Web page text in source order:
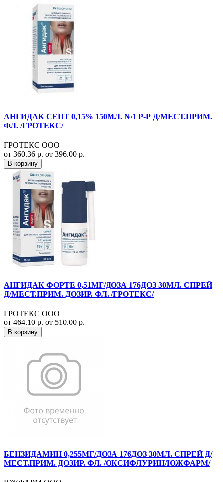
АНГИДАК СЕПТ 0,15% 150МЛ. №1 Р-Р Д/МЕСТ.ПРИМ.
ФЛ. /ГРОТЕКС/
ГРОТЕКС ООО
от 360.36 р. от 396.00 р.
В корзину
АНГИДАК ФОРТЕ 0,51МГ/ДОЗА 176ДОЗ 30МЛ. СПРЕЙ
Д/МЕСТ.ПРИМ. ДОЗИР. ФЛ. /ГРОТЕКС/
ГРОТЕКС ООО
от 464.10 р. от 510.00 р.
В корзину
БЕНЗИДАМИН 0,255МГ/ДОЗА 176ДОЗ 30МЛ. СПРЕЙ Д/
МЕСТ.ПРИМ. ДОЗИР. ФЛ. /ОКСИФЛУРИН/ЮЖФАРМ/